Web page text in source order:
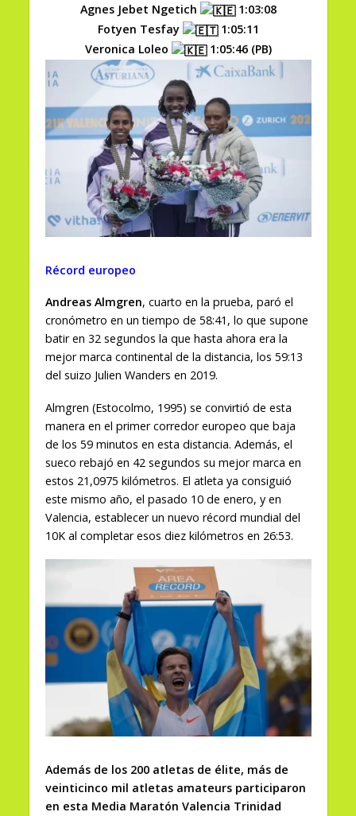
Agnes Jebet Ngetich
1:03:08
Fotyen Tesfay
1:05:11
Veronica Loleo
1:05:46 (PB)
Récord europeo
Andreas Almgren, cuarto en la prueba, paró el
cronómetro en un tiempo de 58:41, lo que supone
batir en 32 segundos la que hasta ahora era la
mejor marca continental de la distancia, los 59:13
del suizo Julien Wanders en 2019.
Almgren (Estocolmo, 1995) se convirtió de esta
manera en el primer corredor europeo que baja
de los 59 minutos en esta distancia. Además, el
sueco rebajó en 42 segundos su mejor marca en
estos 21,0975 kilómetros. El atleta ya consiguió
este mismo año, el pasado 10 de enero, y en
Valencia, establecer un nuevo récord mundial del
10K al completar esos diez kilómetros en 26:53.
Además de los 200 atletas de élite, más de
veinticinco mil atletas amateurs participaron
en esta Media Maratón Valencia Trinidad